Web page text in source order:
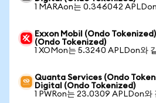
1 MARAon는 0.346042
Exxon Mobil (Ondo
(Ondo Tokenized)
1 XOMon는 5.3240 APLDon와
Quanta Services (Ondo
Digital (Ondo Tokenized)
1 PWRon는 23.0309 APLDon와